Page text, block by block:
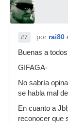
#7 por rai80
Buenas a
GIFAGA-
No sabría
se habla mal
En cuanto a
reconocer que